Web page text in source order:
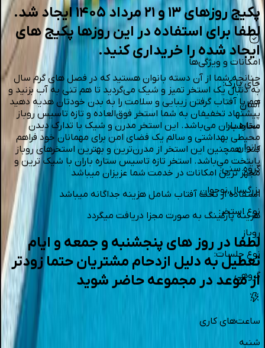
پکیج روزهای ۱۳ و ۲۱ مرداد ۱۴۰۵ ایجاد شد.
لطفا برای استفاده در این روزها پکیج های
ایجاد شده را خریداری کنید.
چنانچه شما از آن دسته بانوان هستید که در فصل های گرم سال
به دنبال یک استخر تمیز و شیک می‌گردید تا هم تنی به آب بزنید و
هم با آفتاب گرفتن زیبایی و سلامت را به بدن خودتان هدیه دهید
پیشنهاد تخفیفان به شما استخر فوق‌العاده و تازه تاسیس روباز
ستاره باران می‌باشد. این استخر مدرن و شیک با تدارک دیدن
محیطی بهداشتی و سالم یک فضای امن برای مهمانان خود فراهم
کند. همچنین این استخر از مدرن‌ترین و بهترین استخرهای روباز
پایتخت می‌باشد. استخر تازه تاسیس ستاره باران با شیک ترین و
مجهز ترین امکانات در خدمت شما عزیزان میباشد
استفاده از تخت آفتاب شامل هزینه جداگانه میباشد
هزینه پارکینگ به صورت مجزا دریافت میگردد
لطفا در روز های پنجشنبه و جمعه و ایام
تعطیل به دلیل ازدحام مشتریان حتما زودتر
از موعد در مجموعه حاضر شوید
امکانات و ویژگی‌ها
جای پارک:
آسان
مخاطب:
بانوان
گروه سنی:
بزرگسال,نوجوان
نوع استخر:
روباز
نوع جلسات:
گروهی
ساعت‌های کاری
شنبه